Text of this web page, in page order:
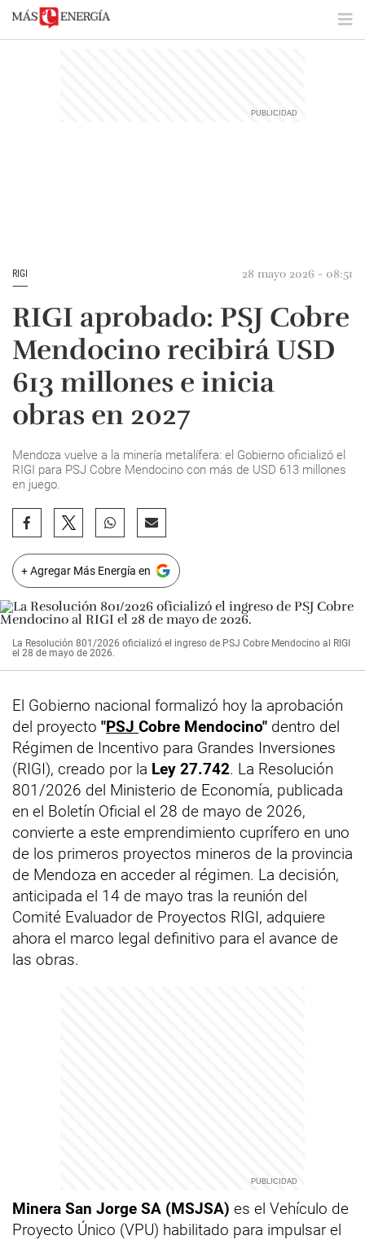
RIGI 28 mayo 2026 - 08:51
RIGI aprobado: PSJ Cobre
Mendocino recibirá USD
613 millones e inicia
obras en 2027
Mendoza vuelve a la minería metalífera: el Gobierno oficializó el
RIGI para PSJ Cobre Mendocino con más de USD 613 millones
en juego.
+ Agregar Más Energía en
La Resolución 801/2026 oficializó el ingreso de PSJ Cobre Mendocino al RIGI
el 28 de mayo de 2026.
El Gobierno nacional formalizó hoy la aprobación
del proyecto "PSJ Cobre Mendocino" dentro del
Régimen de Incentivo para Grandes Inversiones
(RIGI), creado por la Ley 27.742. La Resolución
801/2026 del Ministerio de Economía, publicada
en el Boletín Oficial el 28 de mayo de 2026,
convierte a este emprendimiento cuprífero en uno
de los primeros proyectos mineros de la provincia
de Mendoza en acceder al régimen. La decisión,
anticipada el 14 de mayo tras la reunión del
Comité Evaluador de Proyectos RIGI, adquiere
ahora el marco legal definitivo para el avance de
las obras.
Minera San Jorge SA (MSJSA) es el Vehículo de
Proyecto Único (VPU) habilitado para impulsar el